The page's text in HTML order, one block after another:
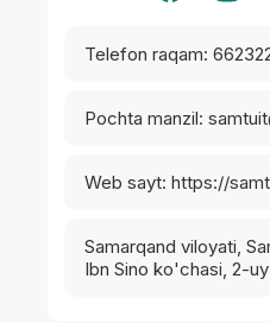
Telefon raqam:
Pochta manzil:
Web sayt: https://
Samarqand viloyati,
Ibn Sino ko'chasi, 2-uy